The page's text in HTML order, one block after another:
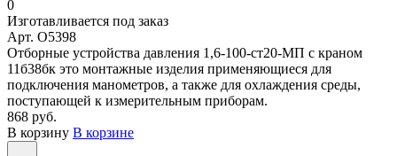
0
Изготавливается под заказ
Арт. O5398
Отборные устройства давления 1,6-100-ст20-МП с краном
11б38бк это монтажные изделия применяющиеся для
подключения манометров, а также для охлаждения среды,
поступающей к измерительным приборам.
868 руб.
В корзину В корзине